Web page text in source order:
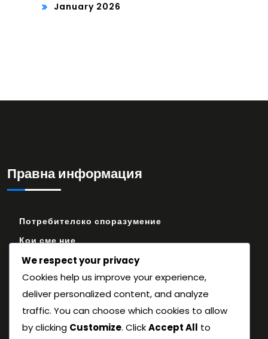
January 2026
Правна информация
Потребителско споразумение
Кои сме ние
Контакт
Предпочитания за бисквитки
Политика за поверителност
We respect your privacy
Cookies help us improve your experience,
deliver personalized content, and analyze
traffic. You can choose which cookies to allow
by clicking Customize. ClickAccept All to